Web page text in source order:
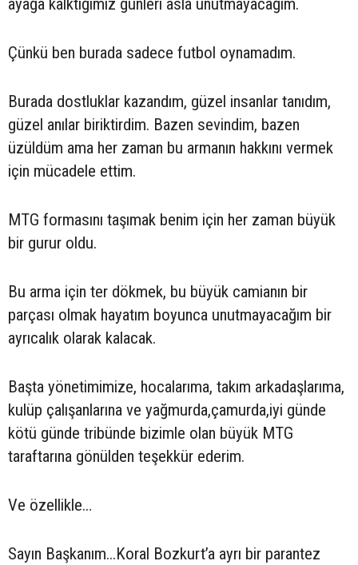
ayağa kalktığımız günleri asla unutmayacağım.
Çünkü ben burada sadece futbol oynamadım.
Burada dostluklar kazandım, güzel insanlar tanıdım,
güzel anılar biriktirdim. Bazen sevindim, bazen
üzüldüm ama her zaman bu armanın hakkını vermek
için mücadele ettim.
MTG formasını taşımak benim için her zaman büyük
bir gurur oldu.
Bu arma için ter dökmek, bu büyük camianın bir
parçası olmak hayatım boyunca unutmayacağım bir
ayrıcalık olarak kalacak.
Başta yönetimimize, hocalarıma, takım arkadaşlarıma,
kulüp çalışanlarına ve yağmurda,çamurda,iyi günde
kötü günde tribünde bizimle olan büyük MTG
taraftarına gönülden teşekkür ederim.
Ve özellikle…
Sayın Başkanım...Koral Bozkurt’a ayrı bir parantez